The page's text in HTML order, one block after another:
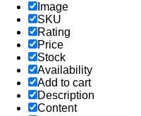
Image
SKU
Rating
Price
Stock
Availability
Add to cart
Description
Content